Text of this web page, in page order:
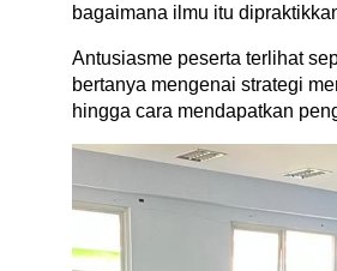
bagaimana ilmu itu
Antusiasme peserta terlihat
bertanya mengenai strategi
hingga cara mendapatkan